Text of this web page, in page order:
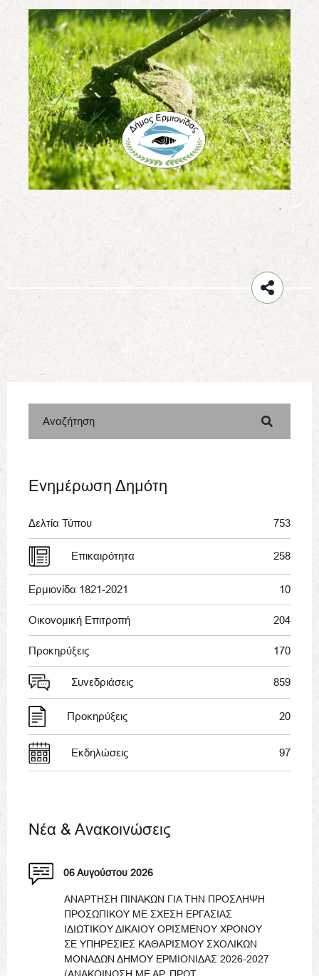
Αναζήτηση
Ενημέρωση Δημότη
Δελτία Τύπου 753
Επικαιρότητα 258
Ερμιονίδα 1821-2021 10
Οικονομική Επιτροπή 204
Προκηρύξεις 170
Συνεδριάσεις 859
Προκηρύξεις 20
Εκδηλώσεις 97
Νέα & Ανακοινώσεις
06 Αυγούστου 2026
ΑΝΑΡΤΗΣΗ ΠΙΝΑΚΩΝ ΓΙΑ ΤΗΝ ΠΡΟΣΛΗΨΗ
ΠΡΟΣΩΠΙΚΟΥ ΜΕ ΣΧΕΣΗ ΕΡΓΑΣΙΑΣ
ΙΔΙΩΤΙΚΟΥ ΔΙΚΑΙΟΥ ΟΡΙΣΜΕΝΟΥ ΧΡΟΝΟΥ
ΣΕ ΥΠΗΡΕΣΙΕΣ ΚΑΘΑΡΙΣΜΟΥ ΣΧΟΛΙΚΩΝ
ΜΟΝΑΔΩΝ ΔΗΜΟΥ ΕΡΜΙΟΝΙΔΑΣ 2026-2027